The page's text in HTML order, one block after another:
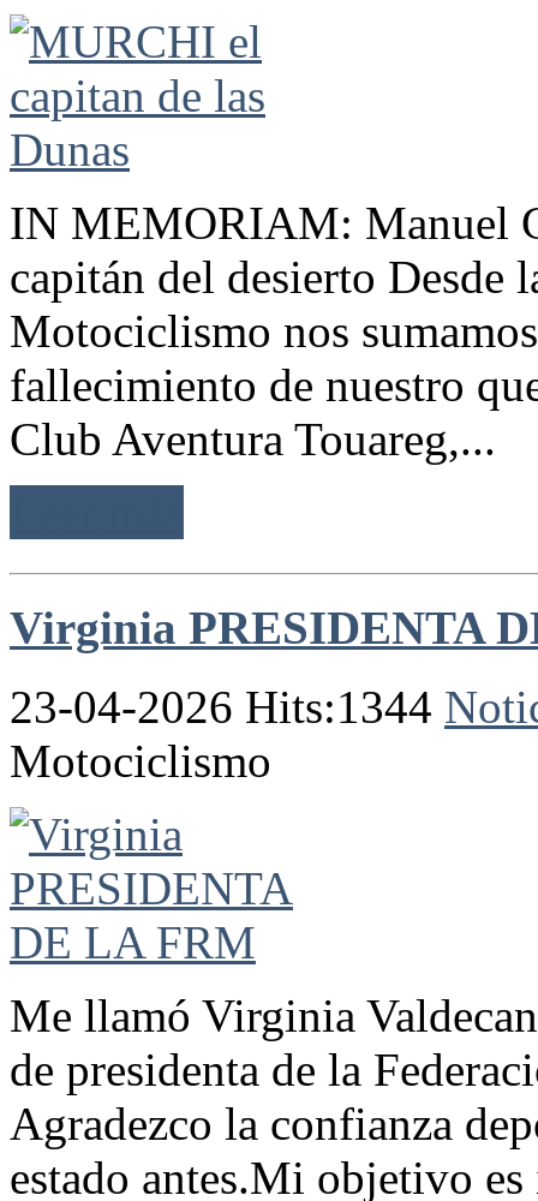
IN MEMORIAM: Manuel
capitán del desierto Desde
Motociclismo nos
fallecimiento de nuestro
Club Aventura Touareg,...
Virginia PRESIDENTA
23-04-2026 Hits:1344
Motociclismo
Me llamó Virginia
de presidenta de la
Agradezco la confianza
estado antes.Mi objetivo